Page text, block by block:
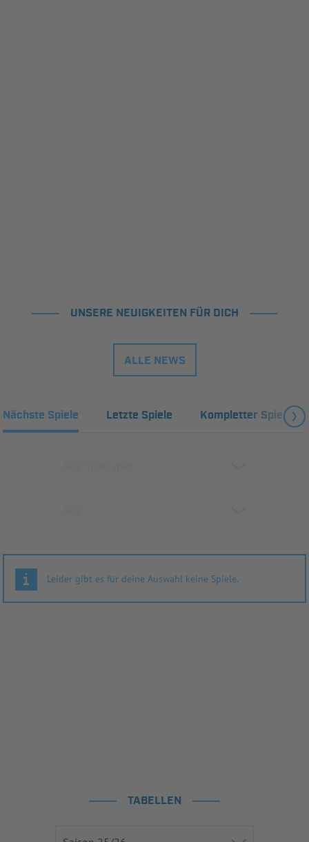
UNSERE NEUIGKEITEN FÜR DICH
ALLE NEWS
Nächste Spiele Letzte Spiele Kompletter Spielplan
Leider gibt es für deine Auswahl keine Spiele.
TABELLEN